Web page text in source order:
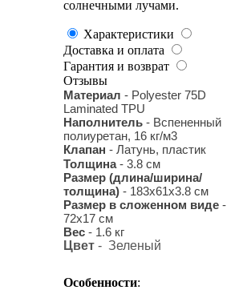
солнечными лучами.
Характеристики
Доставка и оплата
Гарантия и возврат
Отзывы
Материал - Polyester 75D
Laminated TPU
Наполнитель - Вспененный
полиуретан, 16 кг/м3
Клапан - Латунь, пластик
Толщина- 3.8 см
Размер (длина/ширина/
толщина) - 183х61х3.8 см
Размер в сложенном виде -
72х17 см
Вес - 1.6 кг
Цвет - Зеленый
Особенности: